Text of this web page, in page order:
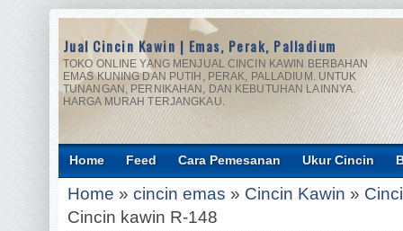
Jual Cincin Kawin | Emas, Perak, Palladium
TOKO ONLINE YANG MENJUAL CINCIN KAWIN BERBAHAN
EMAS KUNING DAN PUTIH, PERAK, PALLADIUM. UNTUK
TUNANGAN, PERNIKAHAN, DAN KEBUTUHAN LAINNYA.
HARGA MURAH TERJANGKAU.
Home Feed Cara Pemesanan Ukur Cincin
Home » cincin emas » Cincin Kawin »
Cincin kawin R-148